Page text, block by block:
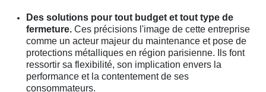
Des solutions pour tout budget et tout type de
fermeture. Ces précisions l'image de cette entreprise
comme un acteur majeur du maintenance et pose de
protections métalliques en région parisienne. Ils font
ressortir sa flexibilité, son implication envers la
performance et la contentement de ses
consommateurs.